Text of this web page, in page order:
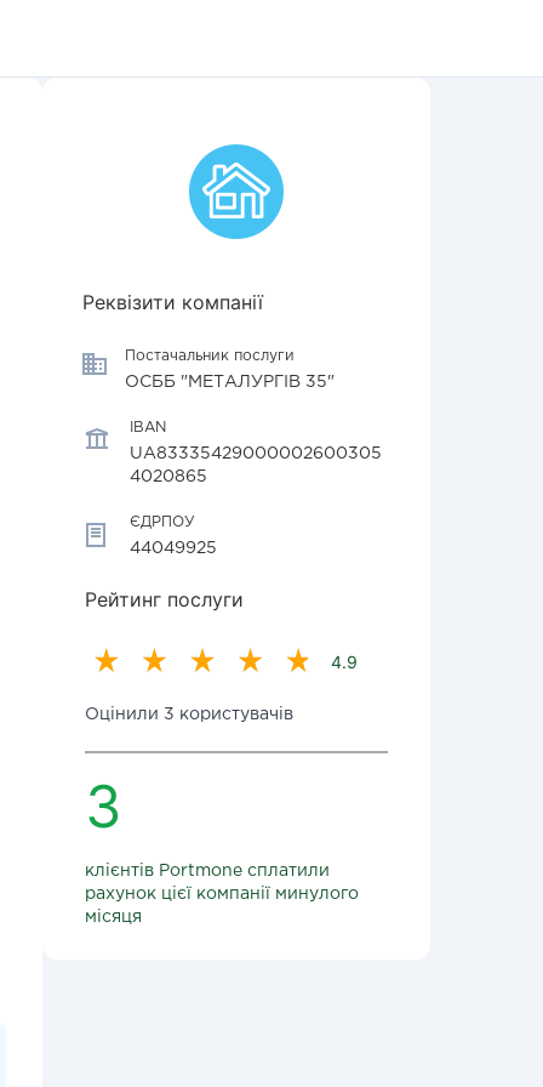
Реквізити компанії
Постачальник послуги
ОСББ "МЕТАЛУРГІВ 35"
IBAN
UA83335429000002600305
4020865
ЄДРПОУ
44049925
Рейтинг послуги
4.9
Оцінили 3 користувачів
3
клієнтів Portmone сплатили
рахунок цієї компанії минулого
місяця